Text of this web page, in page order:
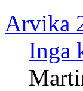
Arvika
Inga